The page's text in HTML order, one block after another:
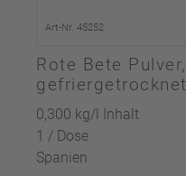
Art-Nr. 45252
Rote Bete Pulver,
gefriergetrocknet
0,300 kg/l Inhalt
1 / Dose
Spanien